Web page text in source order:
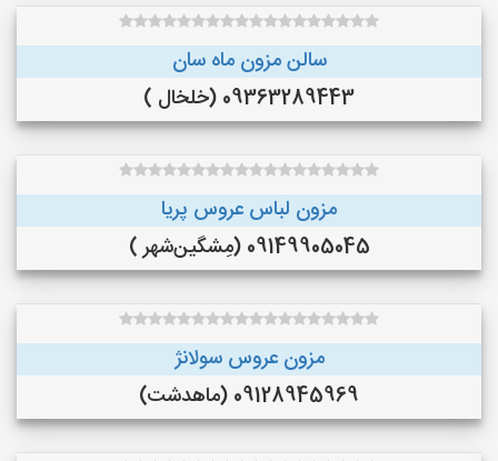
سالن مزون ماه سان
09363289443 (خلخال )
مزون لباس عروس پریا
09149905045 (مِشگین‌شهر )
مزون عروس سولانژ
09128945969 (ماهدشت)